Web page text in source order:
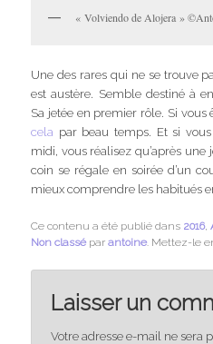
« Volviendo de Alojera »
Une des rares qui ne se trouve
est austère. Semble destiné à
Sa jetée en premier rôle. Si vous
cela par beau temps. Et si vous
midi, vous réalisez qu’après
coin se régale en soirée d’un
mieux comprendre les habitués
Ce contenu a été publié dans 2016,
Non classé parantoine . Mettez-le
Laisser un
Votre adresse e-mail ne sera